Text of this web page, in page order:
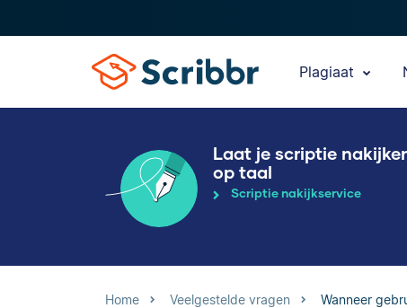
Plagiaat
Laat je scriptie
op taal
Scriptie nakijkservice
Home Veelgestelde vragen Wanneer